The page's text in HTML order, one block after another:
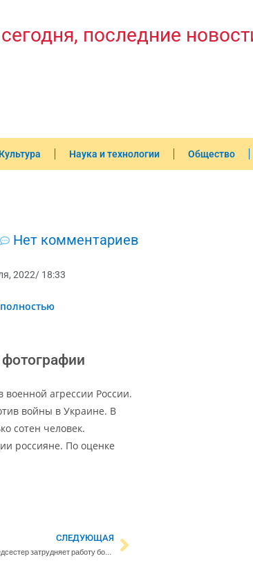
последние
Культура Наука и технологии Общество
Нет комментариев
2022/ 18:33
агрессии России.
войны в Украине. В
сотен человек.
россияне. По оценке
СЛЕДУЮЩАЯ
Забастовка медсестер затрудняет работу больниц